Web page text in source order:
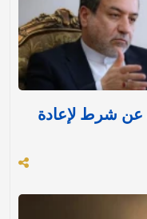
عن شرط لإعادة